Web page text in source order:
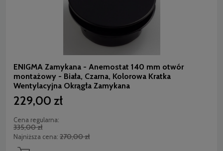
ENIGMA Zamykana - Anemostat 140 mm otwór
montażowy - Biała, Czarna, Kolorowa Kratka
Wentylacyjna Okrągła Zamykana
229,00 zł
Cena regularna:
335,00 zł
Najniższa cena: 270,00 zł